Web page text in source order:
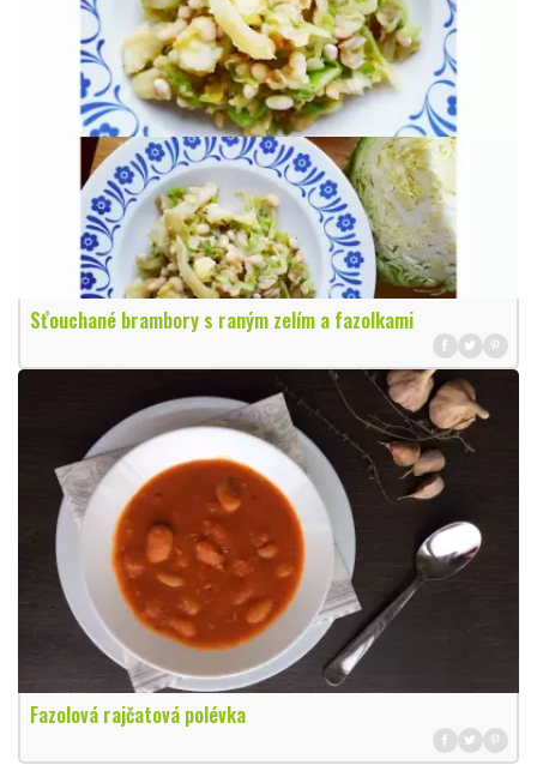
Sťouchané brambory s raným zelím a fazolkami
Fazolová rajčatová polévka